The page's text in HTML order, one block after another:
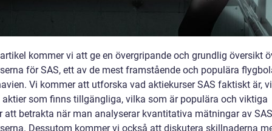
kommer vi att ge en övergripande och grundlig översikt
för SAS, ett av de mest framstående och populära
Vi kommer att utforska vad aktiekurser SAS faktiskt är,
aktier som finns tillgängliga, vilka som är populära och viktiga
att betrakta när man analyserar kvantitativa mätningar av
Dessutom kommer vi också att diskutera skillnaderna